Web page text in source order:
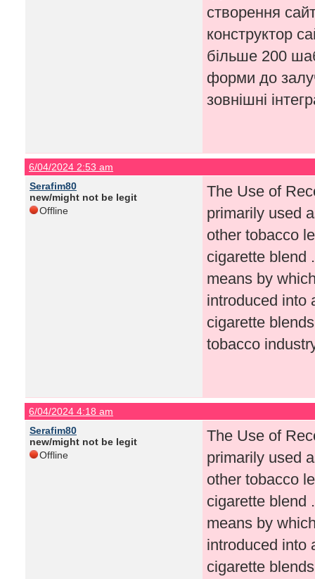
створення
конструктор
більше 200
форми до
зовнішні
6/04/2024 2:53 am
Serafim80
new/might not be legit
Offline
The Use of
primarily used
other tobacco
cigarette blend
means by
introduced into
cigarette
tobacco
6/04/2024 4:18 am
Serafim80
new/might not be legit
Offline
The Use of
primarily used
other tobacco
cigarette blend
means by
introduced into
cigarette